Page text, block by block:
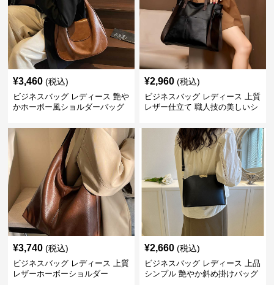
¥3,460 (税込)
ビジネスバッグ レディース 艶や
かホーボー風ショルダーバッグ
¥2,960 (税込)
ビジネスバッグ レディース 上質
レザー仕立て 職人技の美しいシ
¥3,740 (税込)
ビジネスバッグ レディース 上質
レザーホーボーショルダー
¥2,660 (税込)
ビジネスバッグ レディース 上品
シンプル 艶やか斜め掛けバッグ